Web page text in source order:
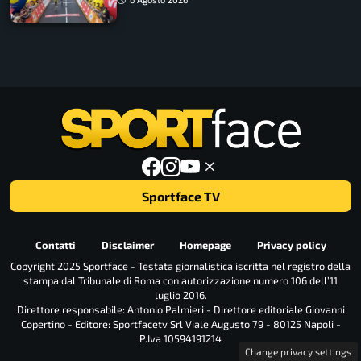
Sportface TV
Contatti Disclaimer Homepage
Privacy policy
Copyright 2025 Sportface - Testata giornalistica iscritta nel registro della
stampa dal Tribunale di Roma con autorizzazione numero 106 dell’11
luglio 2016.
Direttore responsabile: Antonio Palmieri - Direttore editoriale Giovanni
Copertino - Editore: Sportfacetv Srl Viale Augusto 79 - 80125 Napoli -
P.Iva 10594191214
Change privacy settings